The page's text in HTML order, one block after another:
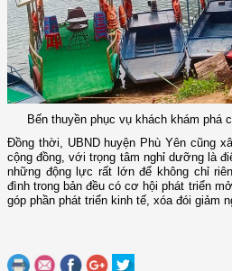
Bến thuyền phục vụ khách khám phá
Đồng thời, UBND huyện Phù Yên cũng
cộng đồng, với trọng tâm nghỉ dưỡng là
những động lực rất lớn để không chỉ
đình trong bản đều có cơ hội phát triển
góp phần phát triển kinh tế, xóa đói giảm